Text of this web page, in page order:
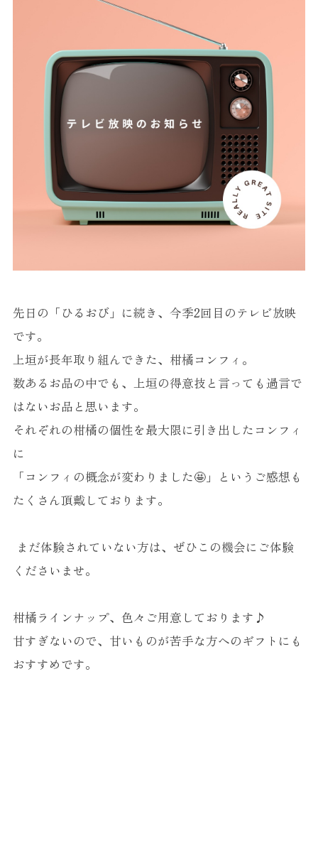
先日の「ひるおび」に続き、今季2回目のテレビ放映
です。
上垣が長年取り組んできた、柑橘コンフィ。
数あるお品の中でも、上垣の得意技と言っても過言で
はないお品と思います。
それぞれの柑橘の個性を最大限に引き出したコンフィ
に
「コンフィの概念が変わりました🤩」というご感想も
たくさん頂戴しております。
まだ体験されていない方は、ぜひこの機会にご体験
くださいませ。
柑橘ラインナップ、色々ご用意しております♪
甘すぎないので、甘いものが苦手な方へのギフトにも
おすすめです。